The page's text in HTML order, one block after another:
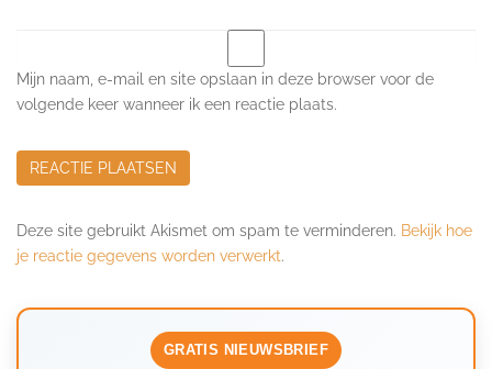
Mijn naam, e-mail en site opslaan in deze browser voor de
volgende keer wanneer ik een reactie plaats.
Deze site gebruikt Akismet om spam te verminderen. Bekijk hoe
je reactie gegevens worden verwerkt.
GRATIS NIEUWSBRIEF